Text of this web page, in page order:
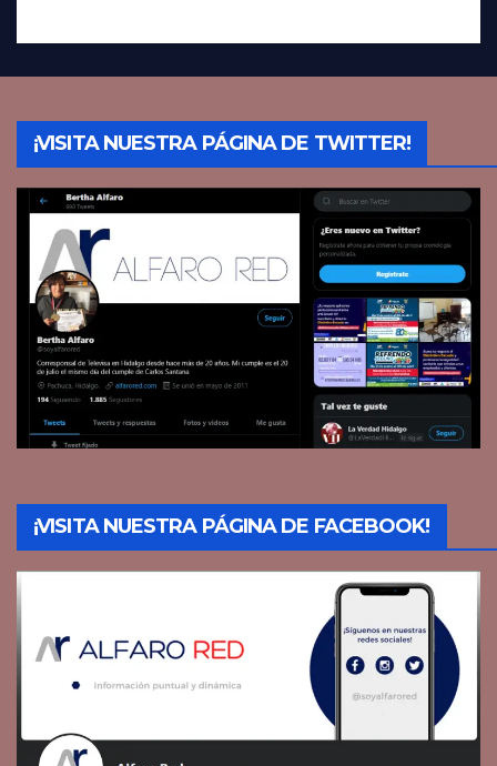
¡VISITA NUESTRA PÁGINA DE TWITTER!
¡VISITA NUESTRA PÁGINA DE FACEBOOK!